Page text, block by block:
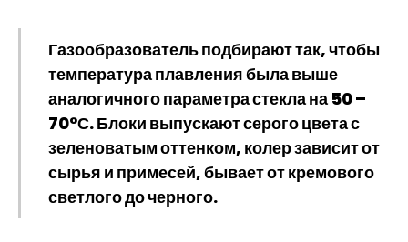
Газообразователь подбирают так, чтобы
температура плавления была выше
аналогичного параметра стекла на 50 –
70°С. Блоки выпускают серого цвета с
зеленоватым оттенком, колер зависит от
сырья и примесей, бывает от кремового
светлого до черного.